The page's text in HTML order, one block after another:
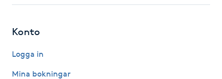
Hårborttagning
Konto
Logga in
Mina bokningar